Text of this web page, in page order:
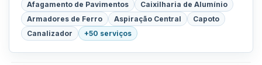
Afagamento de Pavimentos
Caixilharia de Alumínio
Armadores de Ferro
Aspiração Central
Capoto
Canalizador
+50 serviços